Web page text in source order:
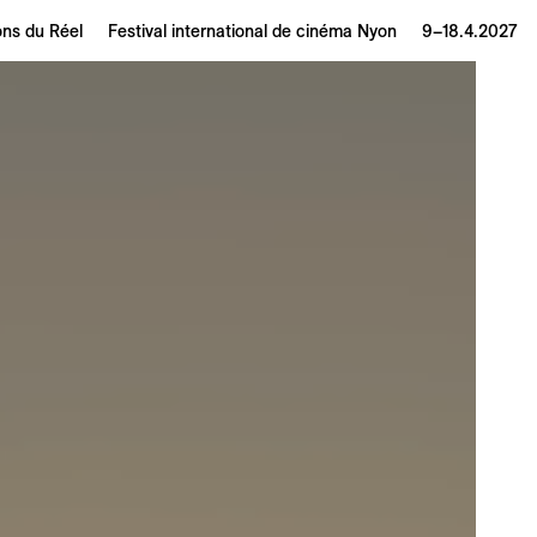
du Réel Festival international de cinéma Nyon 9–18.4.2027